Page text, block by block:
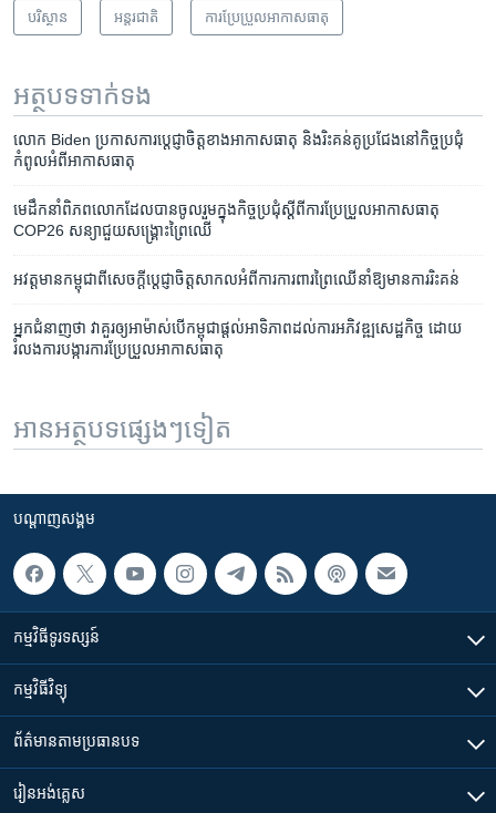
បរិស្ថាន អន្តរជាតិ ការប្រែប្រួលអាកាសធាតុ
អត្ថបទ​ទាក់ទង
លោក Biden ប្រកាស​ការប្តេជ្ញា​ចិត្ត​ខាង​អាកាសធាតុ និង​រិះគន់​គូប្រជែង​នៅ​កិច្ចប្រជុំ​
កំពូល​អំពី​អាកាសធាតុ
មេដឹកនាំ​ពិភពលោក​ដែល​បាន​ចូលរួម​ក្នុង​កិច្ចប្រជុំ​ស្តីពី​ការប្រែប្រួល​អាកាសធាតុ
COP26 សន្យា​ជួយ​សង្គ្រោះ​ព្រៃឈើ
អវត្តមាន​កម្ពុជា​ពី​សេចក្ដី​ប្ដេជ្ញា​ចិត្ត​សាកល​អំពី​ការ​ការពារ​ព្រៃឈើ​នាំ​ឱ្យ​មាន​ការ​រិះគន់
អ្នកជំនាញ​ថា វា​គួរ​ឲ្យ​អាម៉ាស់​បើ​កម្ពុជា​ផ្តល់​អាទិភាព​ដល់​ការអភិវឌ្ឍ​សេដ្ឋកិច្ច ដោយ​
រំលង​ការបង្ការ​ការប្រែប្រួល​អាកាសធាតុ
អានអត្ថបទផ្សេងៗទៀត
បណ្តាញ​សង្គម
កម្មវិធី​ទូរទស្សន៍
កម្មវិធី​វិទ្យុ
ព័ត៌មាន​តាមប្រធានបទ​
រៀន​​អង់គ្លេស